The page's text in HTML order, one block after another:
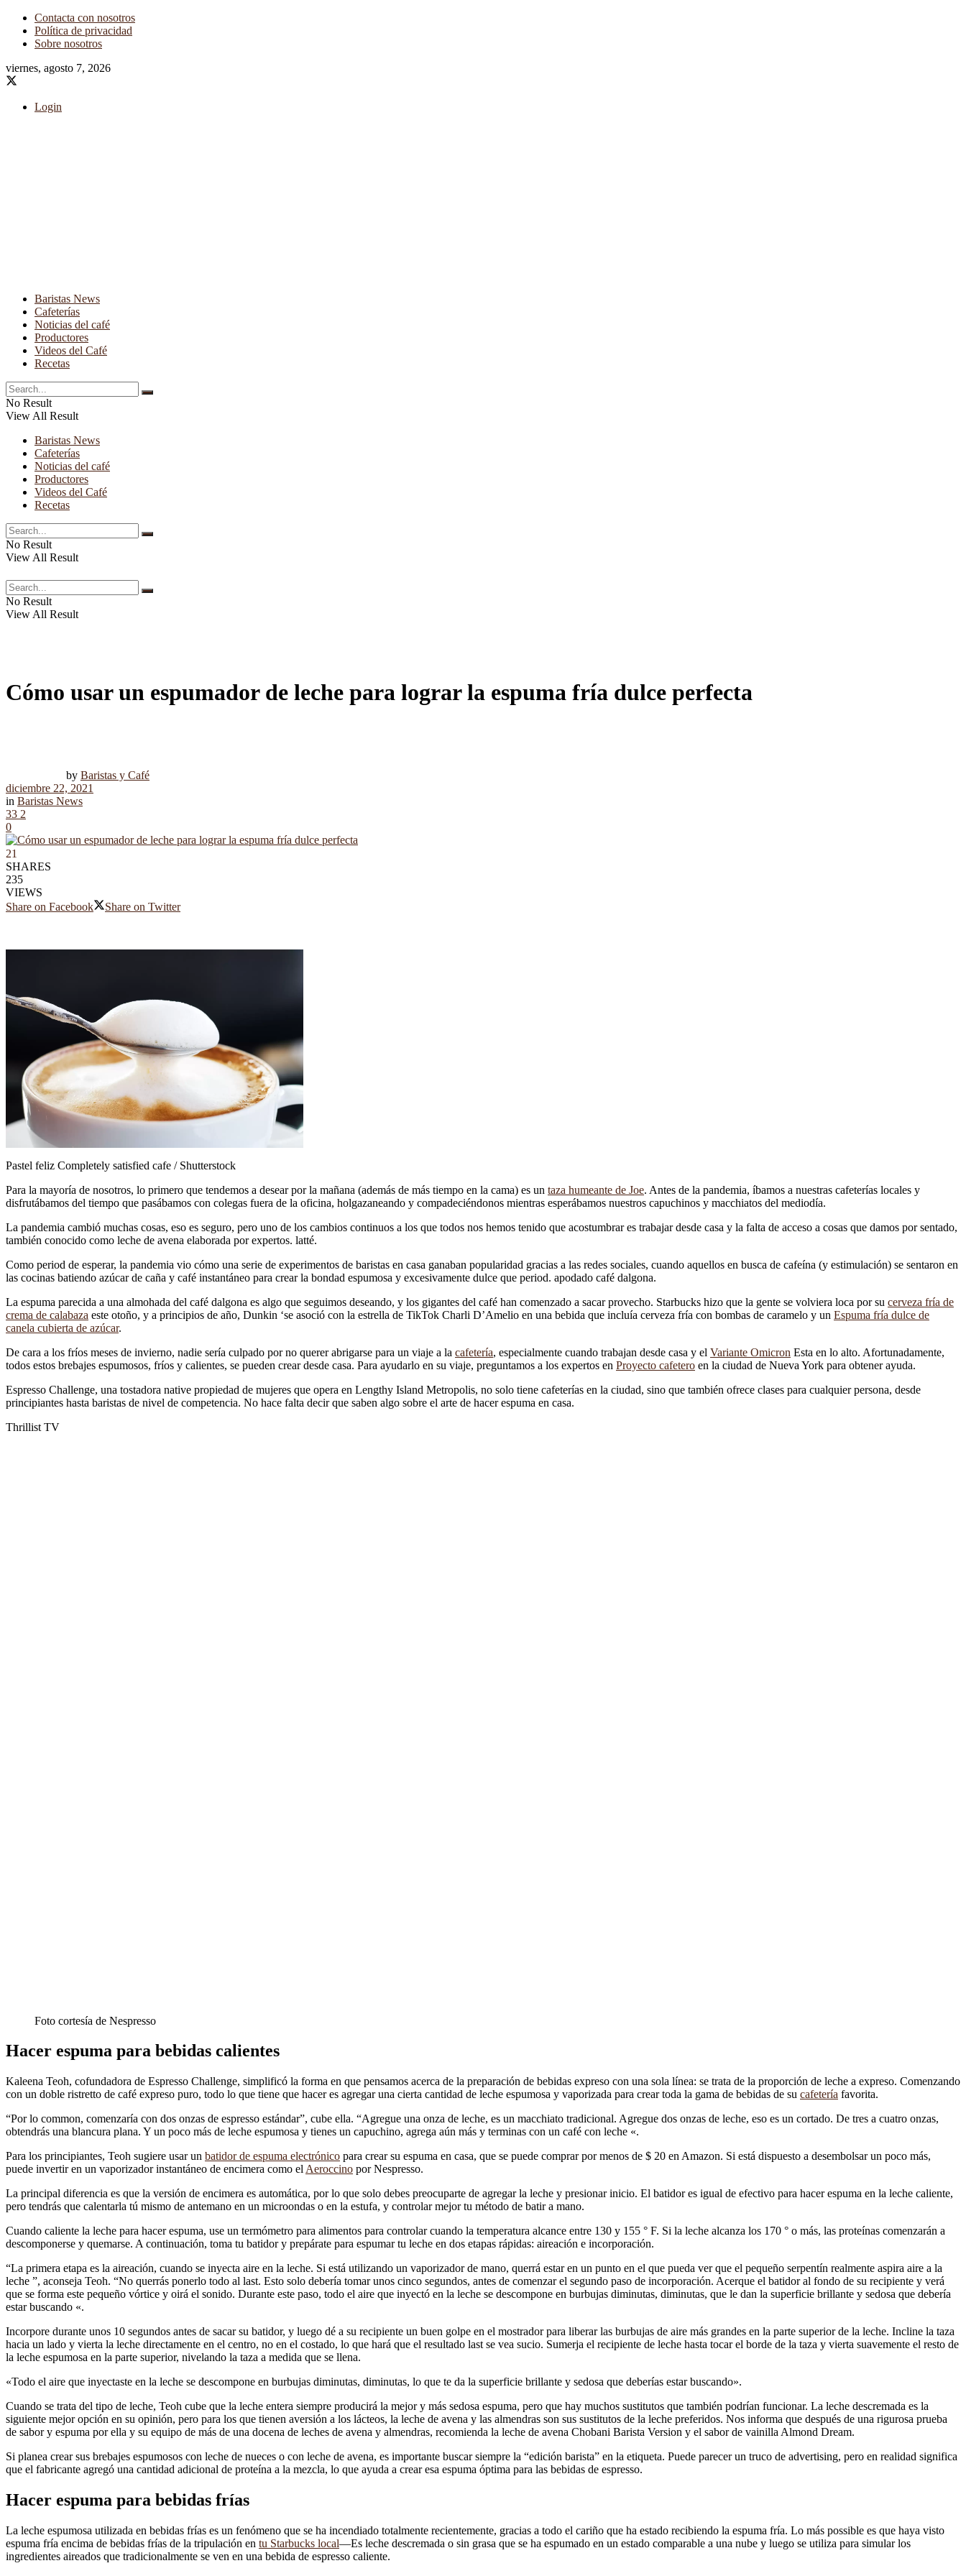
Contacta con nosotros
Política de privacidad
Sobre nosotros
viernes, agosto 7, 2026
Login
Baristas News
Cafeterías
Noticias del café
Productores
Videos del Café
Recetas
No Result
View All Result
Baristas News
Cafeterías
Noticias del café
Productores
Videos del Café
Recetas
No Result
View All Result
No Result
View All Result
Cómo usar un espumador de leche para lograr la espuma fría dulce perfecta
by Baristas y Café
diciembre 22, 2021
in Baristas News
33 2
0
21
SHARES
235
VIEWS
Share on Facebook
Share on Twitter
Pastel feliz Completely satisfied cafe / Shutterstock
Para la mayoría de nosotros, lo primero que tendemos a desear por la mañana (además de más tiempo en la cama) es un taza humeante de Joe. Antes de la pandemia, íbamos a nuestras cafeterías locales y
disfrutábamos del tiempo que pasábamos con colegas fuera de la oficina, holgazaneando y compadeciéndonos mientras esperábamos nuestros capuchinos y macchiatos del mediodía.
La pandemia cambió muchas cosas, eso es seguro, pero uno de los cambios continuos a los que todos nos hemos tenido que acostumbrar es trabajar desde casa y la falta de acceso a cosas que damos por sentado,
también conocido como leche de avena elaborada por expertos. latté.
Como period de esperar, la pandemia vio cómo una serie de experimentos de baristas en casa ganaban popularidad gracias a las redes sociales, cuando aquellos en busca de cafeína (y estimulación) se sentaron en
las cocinas batiendo azúcar de caña y café instantáneo para crear la bondad espumosa y excesivamente dulce que period. apodado café dalgona.
La espuma parecida a una almohada del café dalgona es algo que seguimos deseando, y los gigantes del café han comenzado a sacar provecho. Starbucks hizo que la gente se volviera loca por su cerveza fría de
crema de calabaza este otoño, y a principios de año, Dunkin ‘se asoció con la estrella de TikTok Charli D’Amelio en una bebida que incluía cerveza fría con bombas de caramelo y un Espuma fría dulce de
canela cubierta de azúcar.
De cara a los fríos meses de invierno, nadie sería culpado por no querer abrigarse para un viaje a la cafetería, especialmente cuando trabajan desde casa y el Variante Omicron Esta en lo alto. Afortunadamente,
todos estos brebajes espumosos, fríos y calientes, se pueden crear desde casa. Para ayudarlo en su viaje, preguntamos a los expertos en Proyecto cafetero en la ciudad de Nueva York para obtener ayuda.
Espresso Challenge, una tostadora native propiedad de mujeres que opera en Lengthy Island Metropolis, no solo tiene cafeterías en la ciudad, sino que también ofrece clases para cualquier persona, desde
principiantes hasta baristas de nivel de competencia. No hace falta decir que saben algo sobre el arte de hacer espuma en casa.
Thrillist TV
Foto cortesía de Nespresso
Hacer espuma para bebidas calientes
Kaleena Teoh, cofundadora de Espresso Challenge, simplificó la forma en que pensamos acerca de la preparación de bebidas expreso con una sola línea: se trata de la proporción de leche a expreso. Comenzando
con un doble ristretto de café expreso puro, todo lo que tiene que hacer es agregar una cierta cantidad de leche espumosa y vaporizada para crear toda la gama de bebidas de su cafetería favorita.
“Por lo common, comenzaría con dos onzas de espresso estándar”, cube ella. “Agregue una onza de leche, es un macchiato tradicional. Agregue dos onzas de leche, eso es un cortado. De tres a cuatro onzas,
obtendrás una blancura plana. Y un poco más de leche espumosa y tienes un capuchino, agrega aún más y terminas con un café con leche «.
Para los principiantes, Teoh sugiere usar un batidor de espuma electrónico para crear su espuma en casa, que se puede comprar por menos de $ 20 en Amazon. Si está dispuesto a desembolsar un poco más,
puede invertir en un vaporizador instantáneo de encimera como el Aeroccino por Nespresso.
La principal diferencia es que la versión de encimera es automática, por lo que solo debes preocuparte de agregar la leche y presionar inicio. El batidor es igual de efectivo para hacer espuma en la leche caliente,
pero tendrás que calentarla tú mismo de antemano en un microondas o en la estufa, y controlar mejor tu método de batir a mano.
Cuando caliente la leche para hacer espuma, use un termómetro para alimentos para controlar cuando la temperatura alcance entre 130 y 155 ° F. Si la leche alcanza los 170 ° o más, las proteínas comenzarán a
descomponerse y quemarse. A continuación, toma tu batidor y prepárate para espumar tu leche en dos etapas rápidas: aireación e incorporación.
“La primera etapa es la aireación, cuando se inyecta aire en la leche. Si está utilizando un vaporizador de mano, querrá estar en un punto en el que pueda ver que el pequeño serpentín realmente aspira aire a la
leche ”, aconseja Teoh. “No querrás ponerlo todo al last. Esto solo debería tomar unos cinco segundos, antes de comenzar el segundo paso de incorporación. Acerque el batidor al fondo de su recipiente y verá
que se forma este pequeño vórtice y oirá el sonido. Durante este paso, todo el aire que inyectó en la leche se descompone en burbujas diminutas, diminutas, que le dan la superficie brillante y sedosa que debería
estar buscando «.
Incorpore durante unos 10 segundos antes de sacar su batidor, y luego dé a su recipiente un buen golpe en el mostrador para liberar las burbujas de aire más grandes en la parte superior de la leche. Incline la taza
hacia un lado y vierta la leche directamente en el centro, no en el costado, lo que hará que el resultado last se vea sucio. Sumerja el recipiente de leche hasta tocar el borde de la taza y vierta suavemente el resto de
la leche espumosa en la parte superior, nivelando la taza a medida que se llena.
«Todo el aire que inyectaste en la leche se descompone en burbujas diminutas, diminutas, lo que te da la superficie brillante y sedosa que deberías estar buscando».
Cuando se trata del tipo de leche, Teoh cube que la leche entera siempre producirá la mejor y más sedosa espuma, pero que hay muchos sustitutos que también podrían funcionar. La leche descremada es la
siguiente mejor opción en su opinión, pero para los que tienen aversión a los lácteos, la leche de avena y las almendras son sus sustitutos de la leche preferidos. Nos informa que después de una rigurosa prueba
de sabor y espuma por ella y su equipo de más de una docena de leches de avena y almendras, recomienda la leche de avena Chobani Barista Version y el sabor de vainilla Almond Dream.
Si planea crear sus brebajes espumosos con leche de nueces o con leche de avena, es importante buscar siempre la “edición barista” en la etiqueta. Puede parecer un truco de advertising, pero en realidad significa
que el fabricante agregó una cantidad adicional de proteína a la mezcla, lo que ayuda a crear esa espuma óptima para las bebidas de espresso.
Hacer espuma para bebidas frías
La leche espumosa utilizada en bebidas frías es un fenómeno que se ha incendiado totalmente recientemente, gracias a todo el cariño que ha estado recibiendo la espuma fría. Lo más possible es que haya visto
espuma fría encima de bebidas frías de la tripulación en tu Starbucks local—Es leche descremada o sin grasa que se ha espumado en un estado comparable a una nube y luego se utiliza para simular los
ingredientes aireados que tradicionalmente se ven en una bebida de espresso caliente.